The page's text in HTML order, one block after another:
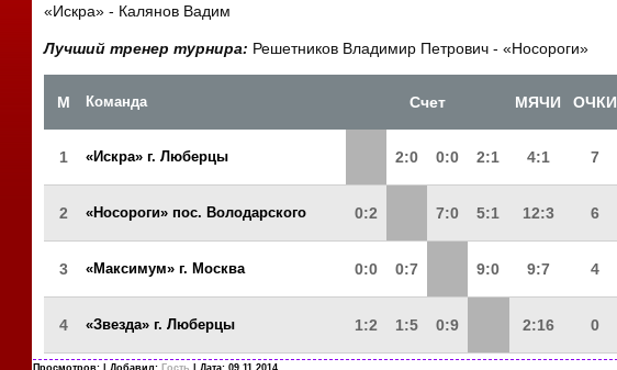
«Искра» - Калянов Вадим
Лучший тренер турнира: Решетников Владимир Петрович - «Носороги»
М Команда Счет МЯЧИ ОЧКИ
1 «Искра» г. Люберцы 2:0 0:0 2:1 4:1 7
2 «Носороги» пос. Володарского 0:2 7:0 5:1 12:3 6
3 «Максимум» г. Москва 0:0 0:7 9:0 9:7 4
4 «Звезда» г. Люберцы 1:2 1:5 0:9 2:16 0
Просмотров: | Добавил: Гость | Дата: 09.11.2014